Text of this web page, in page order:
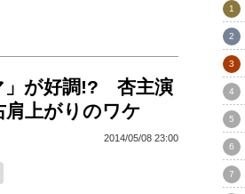
」が好調!? 杏主演
肩上がりのワケ
2014/05/08 23:00